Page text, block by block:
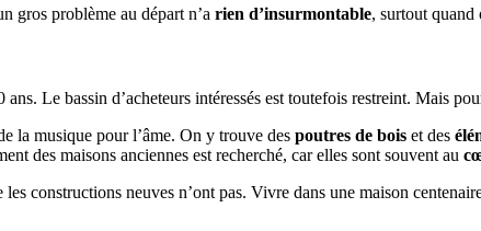
gros problème au départ n’a rien d’insurmontable, surtout quand
Le bassin d’acheteurs intéressés est toutefois restreint. Mais
la musique pour l’âme. On y trouve des poutres de bois et des
des maisons anciennes est recherché, car elles sont souvent au
les constructions neuves n’ont pas. Vivre dans une maison